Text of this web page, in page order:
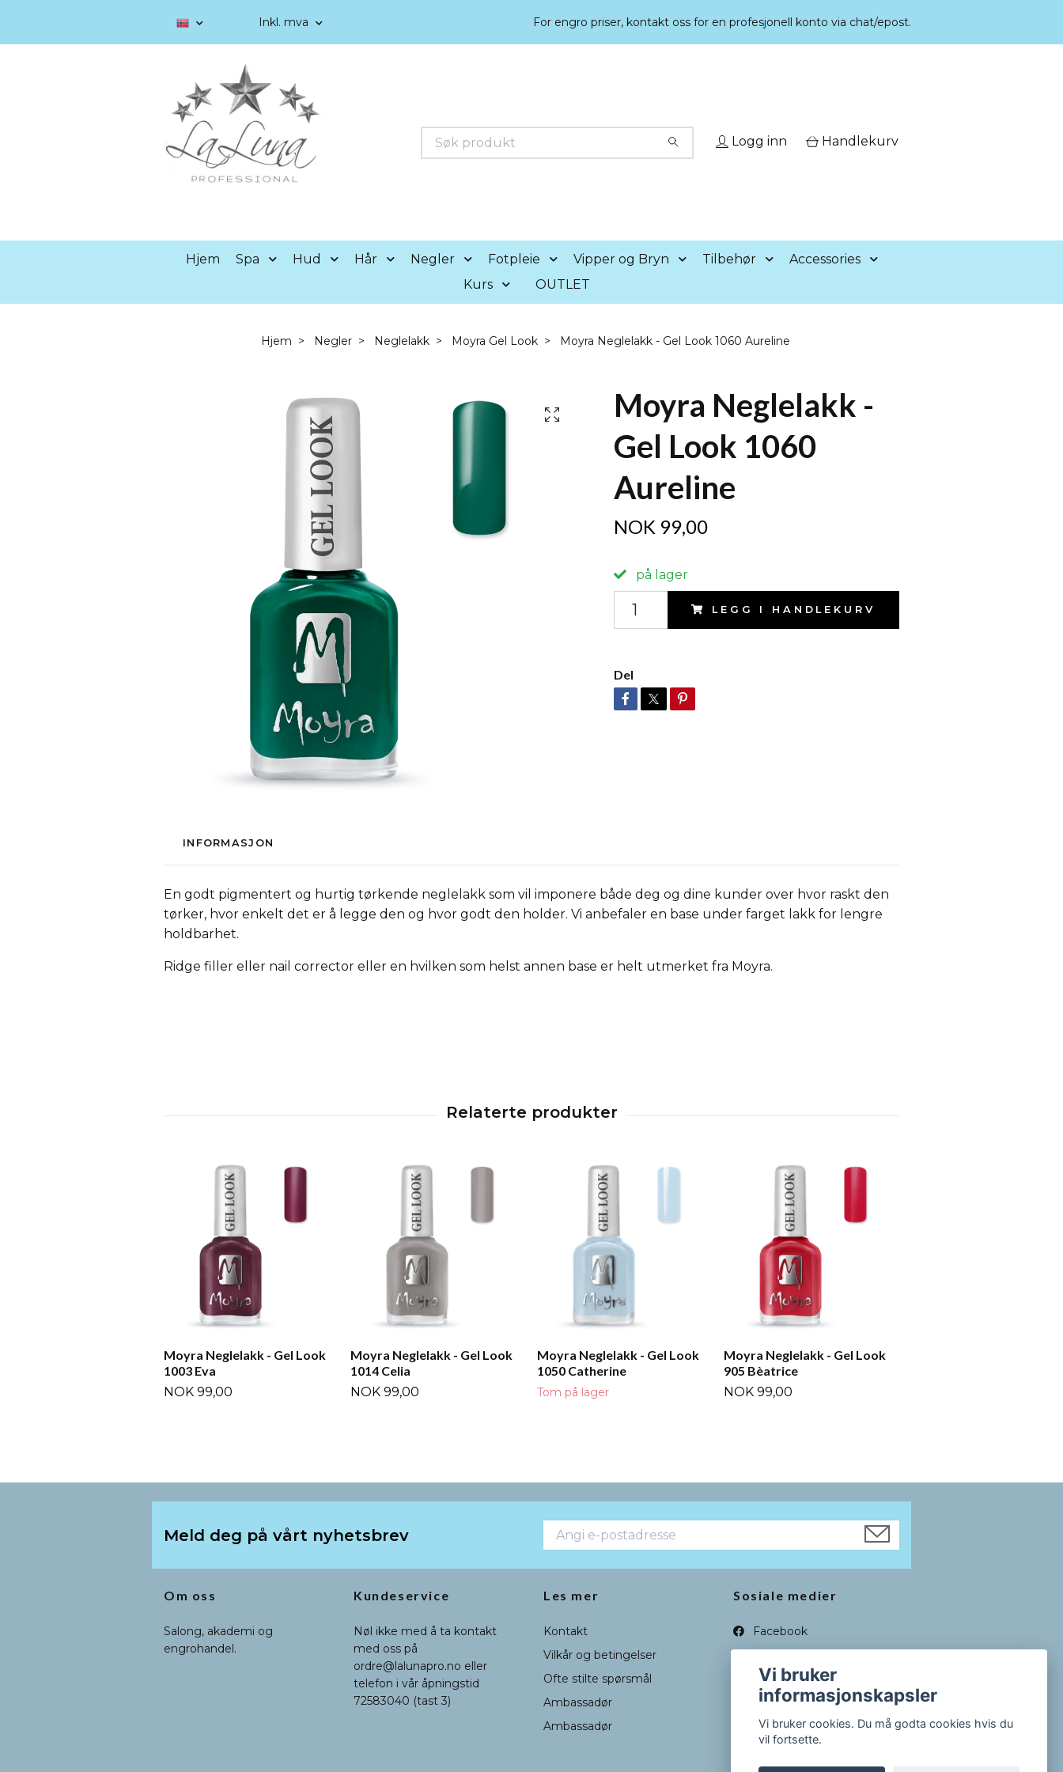
Inkl. mva For engro priser, kontakt oss for en profesjonell konto via chat/epost.
Logg inn Handlekurv
Hjem Spa Hud Hår Negler Fotpleie Vipper og Bryn Tilbehør
Accessories
Kurs
OUTLET
Hjem Negler Neglelakk Moyra Gel Look Moyra Neglelakk - Gel Look 1060 Aureline
Moyra Neglelakk -
Gel Look 1060
Aureline
NOK 99,00
på lager
LEGG I HANDLEKURV
Del
INFORMASJON
En godt pigmentert og hurtig tørkende neglelakk som vil imponere både deg og dine kunder over hvor raskt den
tørker, hvor enkelt det er å legge den og hvor godt den holder. Vi anbefaler en base under farget lakk for lengre
holdbarhet.
Ridge filler eller nail corrector eller en hvilken som helst annen base er helt utmerket fra Moyra.
Moyra Neglelakk - Gel Look
1003 Eva
NOK 99,00
Moyra Neglelakk - Gel Look
1014 Celia
NOK 99,00
Moyra Neglelakk - Gel Look
1050 Catherine
Tom på lager
Moyra Neglelakk - Gel Look
905 Bèatrice
NOK 99,00
Meld deg på vårt nyhetsbrev
Om oss
Salong, akademi og
engrohandel.
Kundeservice
Nøl ikke med å ta kontakt
med oss på
ordre@lalunapro.no eller
telefon i vår åpningstid
72583040 (tast 3)
Les mer
Kontakt
Vilkår og betingelser
Ofte stilte spørsmål
Ambassadør
Ambassadør
Sosiale medier
Facebook
Vi bruker
informasjonskapsler
Vi bruker cookies. Du må godta cookies hvis du
vil fortsette.